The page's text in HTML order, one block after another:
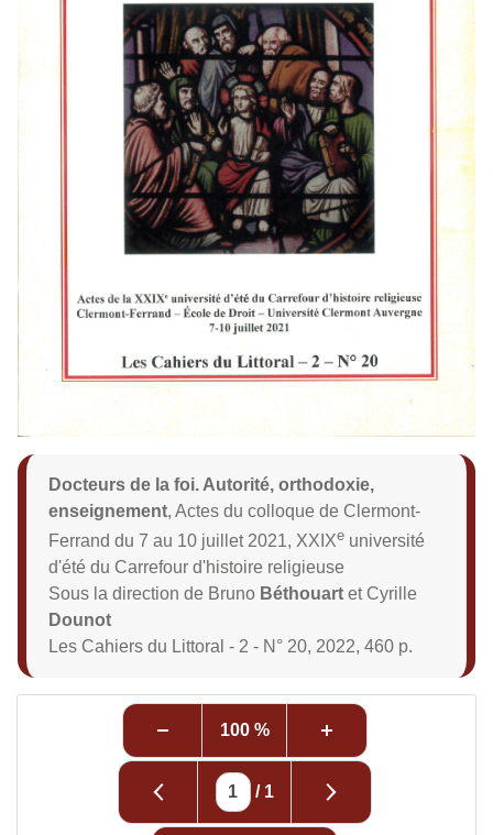
Docteurs de la foi. Autorité, orthodoxie,
enseignement, Actes du colloque de Clermont-
Ferrand du 7 au 10 juillet 2021, XXIXe université
d'été du Carrefour d'histoire religieuse
Sous la direction de Bruno Béthouart et Cyrille
Dounot
Les Cahiers du Littoral - 2 - N° 20, 2022, 460 p.
100 %
/ 1